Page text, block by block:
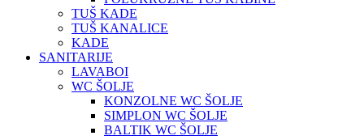
TUŠ KADE
TUŠ KANALICE
KADE
SANITARIJE
LAVABOI
WC ŠOLJE
KONZOLNE WC ŠOLJE
SIMPLON WC ŠOLJE
BALTIK WC ŠOLJE